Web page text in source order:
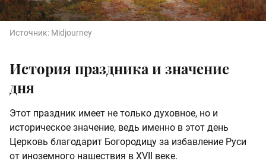
Источник: Midjourney
История праздника и значение
дня
Этот праздник имеет не только духовное, но и
историческое значение, ведь именно в этот день
Церковь благодарит Богородицу за избавление Руси
от иноземного нашествия в XVII веке.